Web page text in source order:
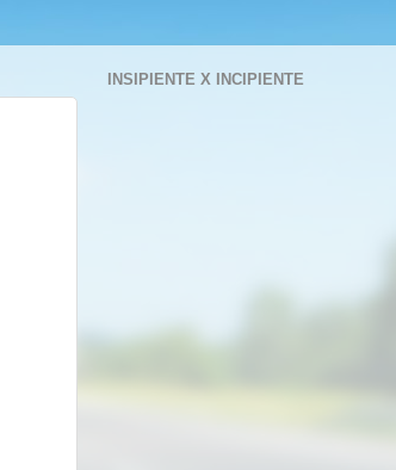
INSIPIENTE X INCIPIENTE